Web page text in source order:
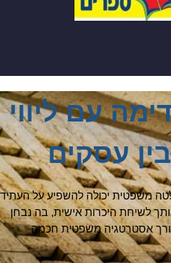
עם ליווי
עסקים
משפטית יכולה להשפיע על העתיד
לשיחת היכרות אישית, בה נבחן
אסטרטגיה משפטית חכמה